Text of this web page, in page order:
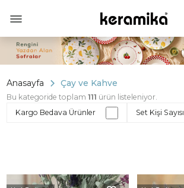
Anasayfa Çay ve Kahve
Bu kategoride toplam 111 ürün listeleniyor.
Kargo Bedava Ürünler
Set Kişi Sayısı